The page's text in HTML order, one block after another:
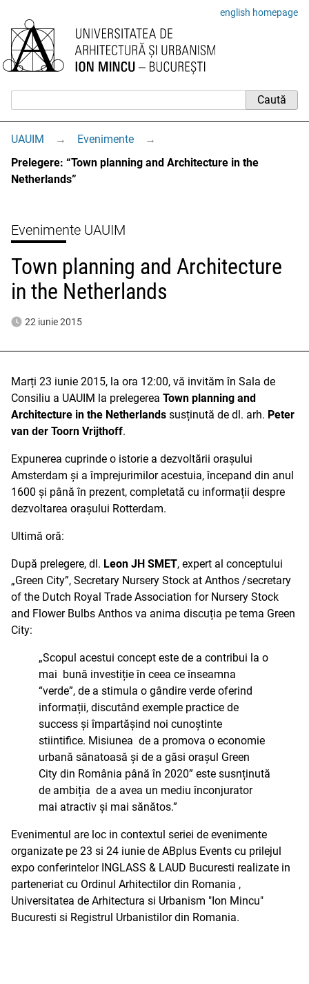
english homepage
UAUIM → Evenimente
→
Prelegere: “Town planning and Architecture in the
Netherlands”
Evenimente UAUIM
Town planning and Architecture
in the Netherlands
22 iunie 2015
Marți 23 iunie 2015, la ora 12:00, vă invităm în Sala de
Consiliu a UAUIM la prelegerea Town planning and
Architecture in the Netherlands susținută de dl. arh. Peter
van der Toorn Vrijthoff.
Expunerea cuprinde o istorie a dezvoltării orașului
Amsterdam și a împrejurimilor acestuia, începand din anul
1600 și până în prezent, completată cu informații despre
dezvoltarea orașului Rotterdam.
Ultimă oră:
După prelegere, dl. Leon JH SMET, expert al conceptului
„Green City”, Secretary Nursery Stock at Anthos /secretary
of the Dutch Royal Trade Association for Nursery Stock
and Flower Bulbs Anthos va anima discuția pe tema Green
City:
„Scopul acestui concept este de a contribui la o
mai bună investiție în ceea ce înseamna
“verde”, de a stimula o gândire verde oferind
informații, discutând exemple practice de
success și împartășind noi cunoștinte
stiintifice. Misiunea de a promova o economie
urbană sănatoasă și de a găsi orașul Green
City din România până în 2020” este susnținută
de ambiția de a avea un mediu înconjurator
mai atractiv și mai sănătos.”
Evenimentul are loc in contextul seriei de evenimente
organizate pe 23 si 24 iunie de ABplus Events cu prilejul
expo conferintelor INGLASS & LAUD Bucuresti realizate in
parteneriat cu Ordinul Arhitectilor din Romania ,
Universitatea de Arhitectura si Urbanism "Ion Mincu"
Bucuresti si Registrul Urbanistilor din Romania.